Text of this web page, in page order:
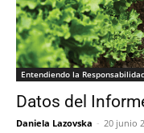
Entendiendo la
Datos del
Daniela Lazovska - 20 junio